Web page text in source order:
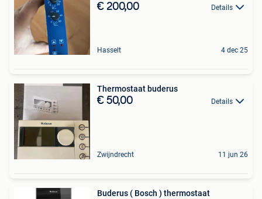
€ 200,00 Details
Hasselt 4 dec 25
Thermostaat buderus
€ 50,00 Details
Zwijndrecht 11 jun 26
Buderus ( Bosch ) thermostaat